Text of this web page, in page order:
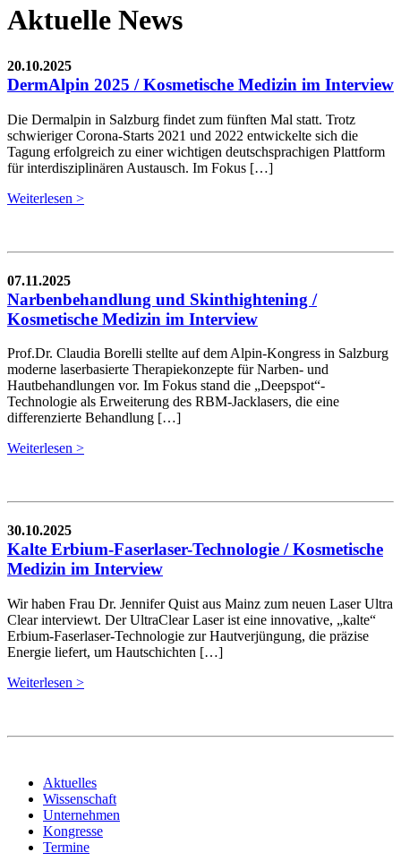
Aktuelle News
20.10.2025
DermAlpin 2025 / Kosmetische Medizin im Interview
Die Dermalpin in Salzburg findet zum fünften Mal statt. Trotz
schwieriger Corona-Starts 2021 und 2022 entwickelte sich die
Tagung erfolgreich zu einer wichtigen deutschsprachigen Plattform
für interdisziplinären Austausch. Im Fokus […]
Weiterlesen >
07.11.2025
Narbenbehandlung und Skinthightening /
Kosmetische Medizin im Interview
Prof.Dr. Claudia Borelli stellte auf dem Alpin-Kongress in Salzburg
moderne laserbasierte Therapiekonzepte für Narben- und
Hautbehandlungen vor. Im Fokus stand die „Deepspot“-
Technologie als Erweiterung des RBM-Jacklasers, die eine
differenzierte Behandlung […]
Weiterlesen >
30.10.2025
Kalte Erbium-Faserlaser-Technologie / Kosmetische
Medizin im Interview
Wir haben Frau Dr. Jennifer Quist aus Mainz zum neuen Laser Ultra
Clear interviewt. Der UltraClear Laser ist eine innovative, „kalte“
Erbium-Faserlaser-Technologie zur Hautverjüngung, die präzise
Energie liefert, um Hautschichten […]
Weiterlesen >
Aktuelles
Wissenschaft
Unternehmen
Kongresse
Termine